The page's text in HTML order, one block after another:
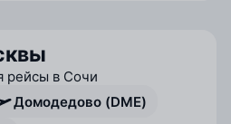
рейсы в Сочи
Домодедово (DME)